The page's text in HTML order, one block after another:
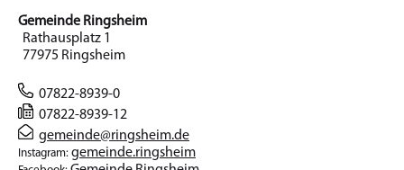
Gemeinde Ringsheim
Rathausplatz 1
77975 Ringsheim
07822-8939-0
07822-8939-12
gemeinde@ringsheim.de
Instagram: gemeinde.ringsheim